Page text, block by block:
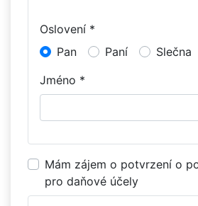
Oslovení *
Pan
Paní Slečna
Jméno *
Mám zájem o potvrzení o
pro daňové účely